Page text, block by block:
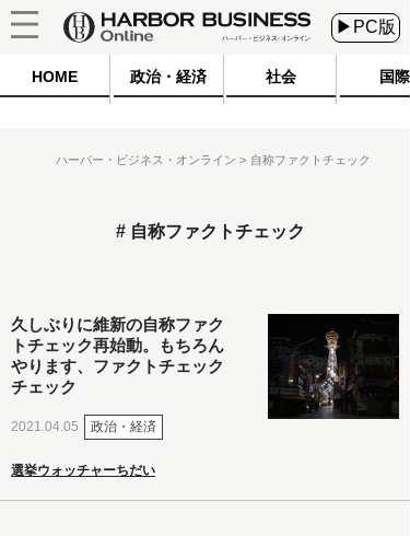
▶PC版
HOME 政治・経済 社会 国際
ハーバー・ビジネス・オンライン 自称ファクトチェック
自称ファクトチェック
久しぶりに維新の自称ファク
トチェック再始動。もちろん
やります、ファクトチェック
チェック
2021.04.05 政治・経済
選挙ウォッチャーちだい